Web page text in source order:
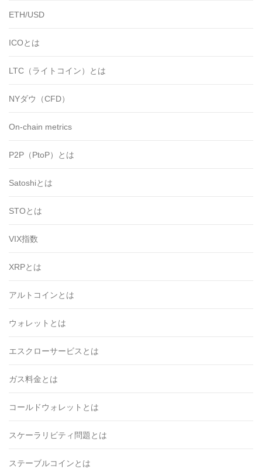
ETH/USD
ICOとは
LTC（ライトコイン）とは
NYダウ（CFD）
On-chain metrics
P2P（PtoP）とは
Satoshiとは
STOとは
VIX指数
XRPとは
アルトコインとは
ウォレットとは
エスクローサービスとは
ガス料金とは
コールドウォレットとは
スケーラリビティ問題とは
ステーブルコインとは